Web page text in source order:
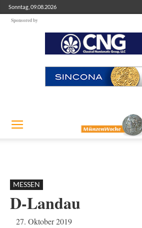
Sonntag, 09.08.2026
Sponsored by
MESSEN
D-Landau
27. Oktober 2019